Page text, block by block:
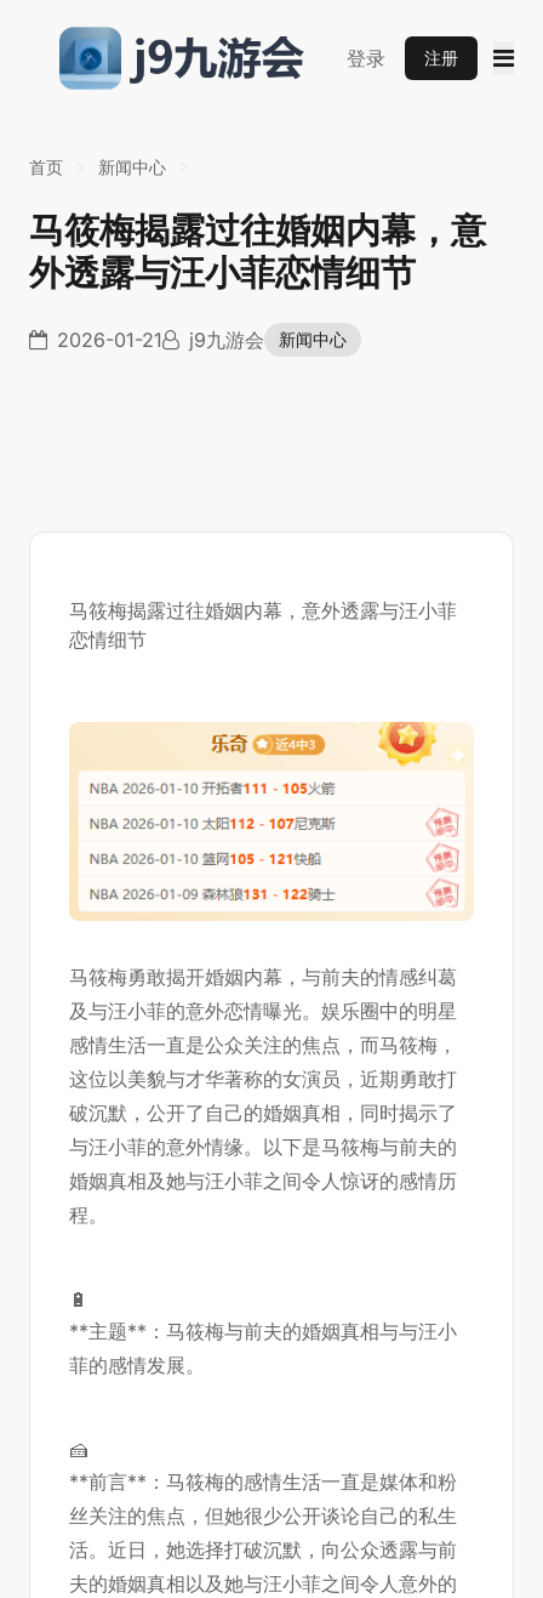
登录 注册
首页 新闻中心
马筱梅揭露过往婚姻内幕，意
外透露与汪小菲恋情细节
2026-01-21 j9九游会 新闻中心
马筱梅揭露过往婚姻内幕，意外透露与汪小菲
恋情细节
马筱梅勇敢揭开婚姻内幕，与前夫的情感纠葛
及与汪小菲的意外恋情曝光。娱乐圈中的明星
感情生活一直是公众关注的焦点，而马筱梅，
这位以美貌与才华著称的女演员，近期勇敢打
破沉默，公开了自己的婚姻真相，同时揭示了
与汪小菲的意外情缘。以下是马筱梅与前夫的
婚姻真相及她与汪小菲之间令人惊讶的感情历
程。
🔋
**主题**：马筱梅与前夫的婚姻真相与与汪小
菲的感情发展。
🍰
**前言**：马筱梅的感情生活一直是媒体和粉
丝关注的焦点，但她很少公开谈论自己的私生
活。近日，她选择打破沉默，向公众透露与前
夫的婚姻真相以及她与汪小菲之间令人意外的